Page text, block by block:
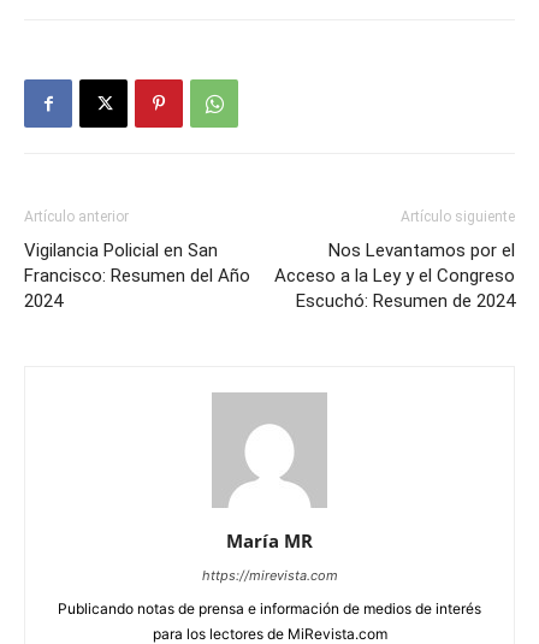
Artículo anterior
Vigilancia Policial en San
Francisco: Resumen del Año
2024
Artículo siguiente
Nos Levantamos por el
Acceso a la Ley y el Congreso
Escuchó: Resumen de 2024
María MR
https://mirevista.com
Publicando notas de prensa e información de medios de interés
para los lectores de MiRevista.com